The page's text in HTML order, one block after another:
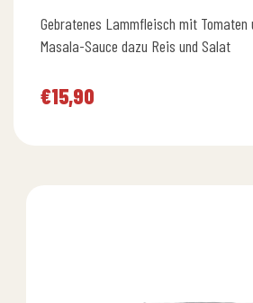
mit5.00
Gebratenes Lammfleisch mit Tomaten
Masala-Sauce dazu Reis und Salat
€15,90